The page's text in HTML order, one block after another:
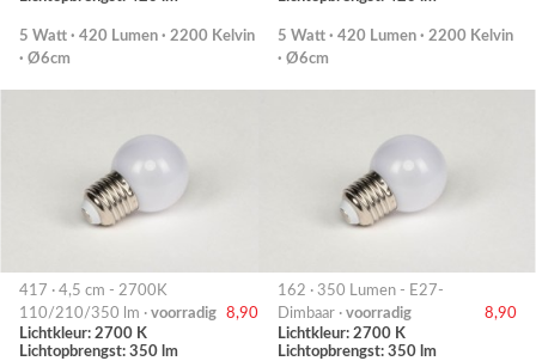
5 Watt · 420 Lumen · 2200 Kelvin
· Ø6cm
5 Watt · 420 Lumen · 2200 Kelvin
· Ø6cm
417 · 4,5 cm - 2700K
110/210/350 lm · voorradig
8,90
Lichtkleur: 2700 K
Lichtopbrengst: 350 lm
162 · 350 Lumen - E27-
Dimbaar · voorradig
8,90
Lichtkleur: 2700 K
Lichtopbrengst: 350 lm